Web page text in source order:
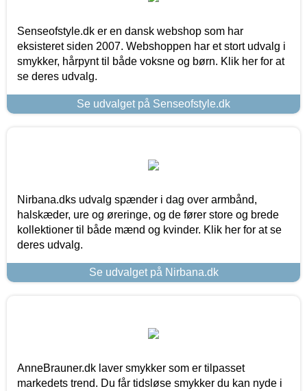
Senseofstyle.dk er en dansk webshop som har
eksisteret siden 2007. Webshoppen har et stort udvalg i
smykker, hårpynt til både voksne og børn. Klik her for at
se deres udvalg.
Se udvalget på Senseofstyle.dk
Nirbana.dks udvalg spænder i dag over armbånd,
halskæder, ure og øreringe, og de fører store og brede
kollektioner til både mænd og kvinder. Klik her for at se
deres udvalg.
Se udvalget på Nirbana.dk
AnneBrauner.dk laver smykker som er tilpasset
markedets trend. Du får tidsløse smykker du kan nyde i